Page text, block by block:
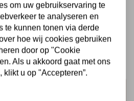
om uw gebruikservaring te
te analyseren en
te kunnen tonen via derde
hoe wij cookies gebruiken
door op "Cookie
Als u akkoord gaat met ons
u op "Accepteren”.